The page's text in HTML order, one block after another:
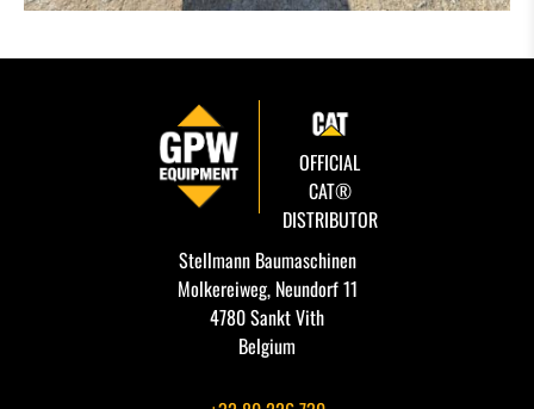
OFFICIAL
CAT®
DISTRIBUTOR
Stellmann Baumaschinen
Molkereiweg, Neundorf 11
4780 Sankt Vith
Belgium